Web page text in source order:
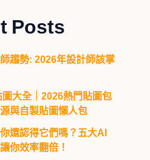
Posts
趨勢: 2026年設計師該掌
大全｜2026熱門貼圖包
與自製貼圖懶人包
還認得它們嗎？五大AI
你效率翻倍！